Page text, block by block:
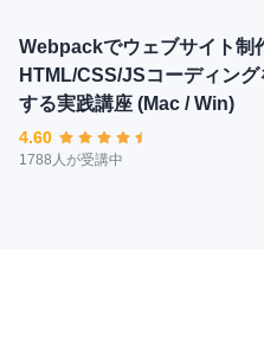
Webpackでウェブサイト制
HTML/CSS/JSコーディン
する実践講座 (Mac / Win)
4.60
1788人が受講中